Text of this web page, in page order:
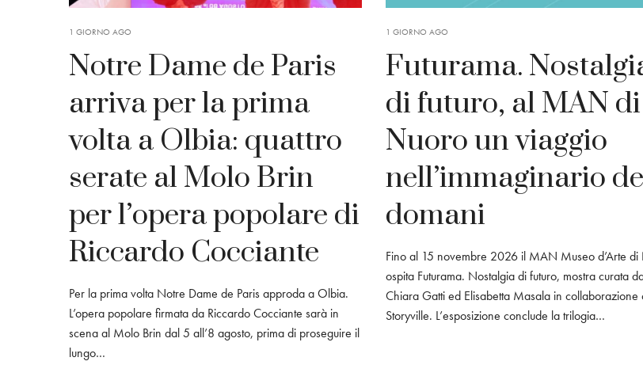
1 GIORNO AGO
Notre Dame de Paris
arriva per la prima
volta a Olbia: quattro
serate al Molo Brin
per l’opera popolare di
Riccardo Cocciante
Per la prima volta Notre Dame de Paris approda a Olbia.
L’opera popolare firmata da Riccardo Cocciante sarà in
scena al Molo Brin dal 5 all’8 agosto, prima di proseguire il
lungo…
1 GIORNO AGO
Futurama.
di futuro, al MAN di
Nuoro un viaggio
nell’immaginario
domani
Fino al 15 novembre 2026 il MAN Museo d’Arte di
ospita Futurama. Nostalgia di futuro, mostra curata
Chiara Gatti ed Elisabetta Masala in collaborazione
Storyville. L’esposizione conclude la trilogia…